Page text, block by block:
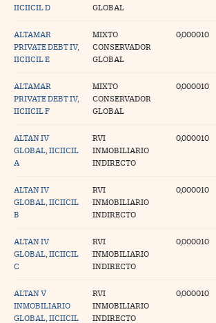
IICIICIL D
GLOBAL
ALTAMAR
PRIVATE DEBT IV,
IICIICIL E
MIXTO
CONSERVADOR
GLOBAL
0,000010
ALTAMAR
PRIVATE DEBT IV,
IICIICIL F
MIXTO
CONSERVADOR
GLOBAL
0,000010
ALTAN IV
GLOBAL, IICIICIL
A
RVI
INMOBILIARIO
INDIRECTO
0,000010
ALTAN IV
GLOBAL, IICIICIL
B
RVI
INMOBILIARIO
INDIRECTO
0,000010
ALTAN IV
GLOBAL, IICIICIL
C
RVI
INMOBILIARIO
INDIRECTO
0,000010
ALTAN V
INMOBILIARIO
GLOBAL, IICIICIL
RVI
INMOBILIARIO
INDIRECTO
0,000010